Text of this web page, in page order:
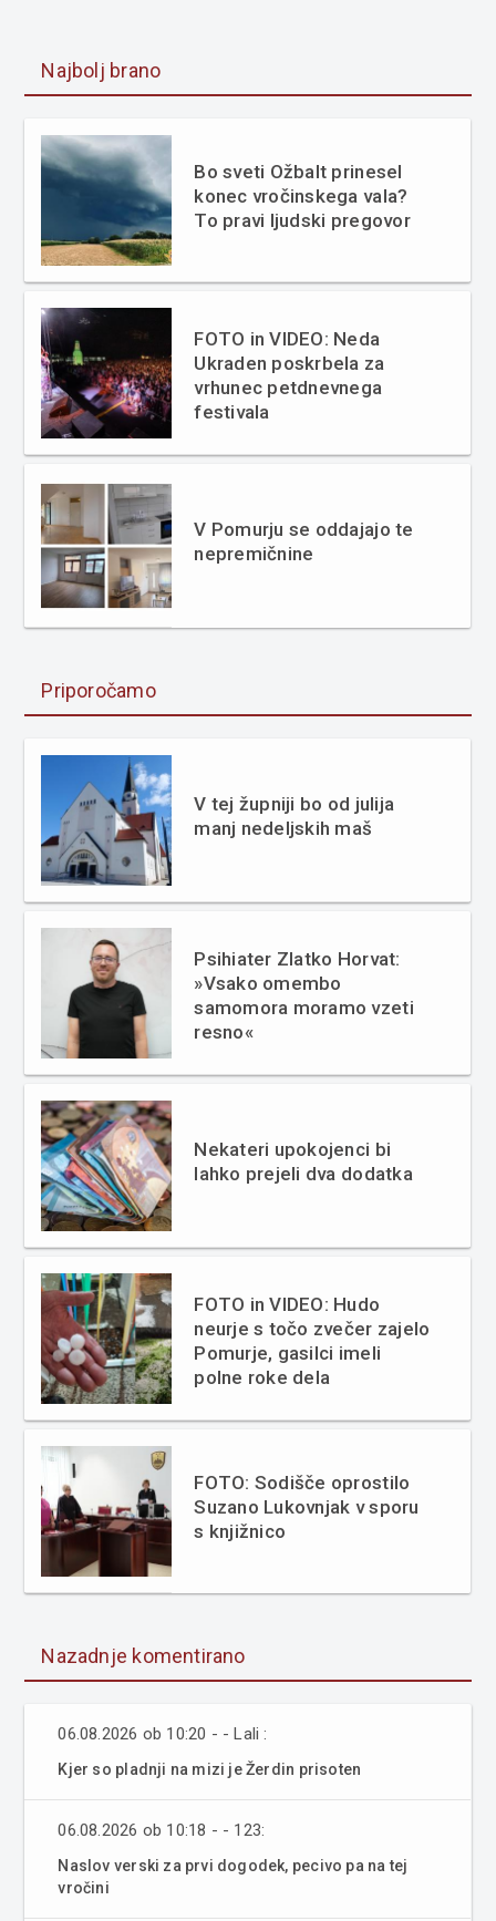
Najbolj brano
Bo sveti Ožbalt prinesel
konec vročinskega vala?
To pravi ljudski pregovor
FOTO in VIDEO: Neda
Ukraden poskrbela za
vrhunec petdnevnega
festivala
V Pomurju se oddajajo te
nepremičnine
Priporočamo
V tej župniji bo od julija
manj nedeljskih maš
Psihiater Zlatko Horvat:
»Vsako omembo
samomora moramo vzeti
resno«
Nekateri upokojenci bi
lahko prejeli dva dodatka
FOTO in VIDEO: Hudo
neurje s točo zvečer zajelo
Pomurje, gasilci imeli
polne roke dela
FOTO: Sodišče oprostilo
Suzano Lukovnjak v sporu
s knjižnico
Nazadnje komentirano
06.08.2026 ob 10:20 - - Lali :
Kjer so pladnji na mizi je Žerdin prisoten
06.08.2026 ob 10:18 - - 123:
Naslov verski za prvi dogodek, pecivo pa na tej
vročini